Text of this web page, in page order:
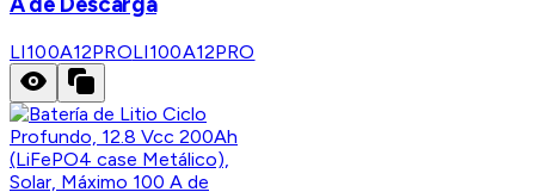
LI100A12PROLI100A12PRO